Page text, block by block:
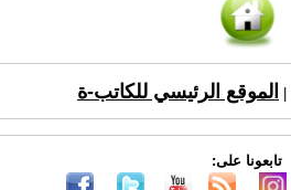
الموقع الرئيسي للكاتب-ة
تابعونا على: